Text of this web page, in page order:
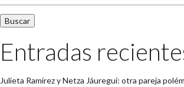
Entradas
Julieta Ramírez y Netza Jáuregui: otra pareja